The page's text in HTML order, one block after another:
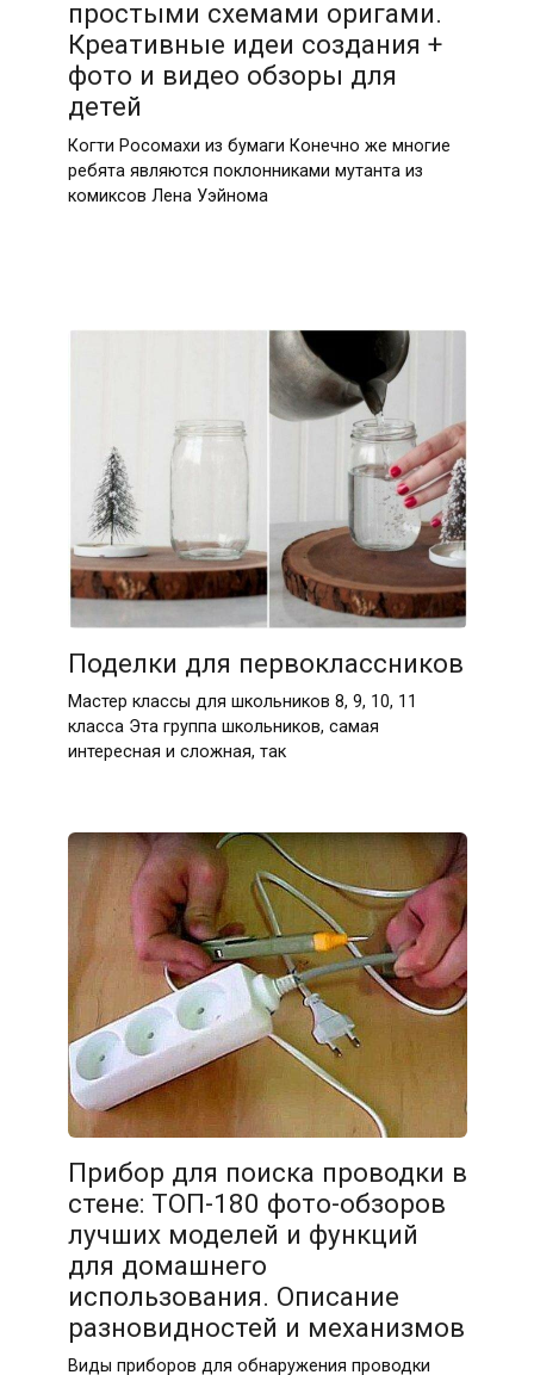
простыми схемами оригами.
Креативные идеи создания +
фото и видео обзоры для
детей
Когти Росомахи из бумаги Конечно же многие
ребята являются поклонниками мутанта из
комиксов Лена Уэйнома
Поделки для первоклассников
Мастер классы для школьников 8, 9, 10, 11
класса Эта группа школьников, самая
интересная и сложная, так
Прибор для поиска проводки в
стене: ТОП-180 фото-обзоров
лучших моделей и функций
для домашнего
использования. Описание
разновидностей и механизмов
Виды приборов для обнаружения проводки